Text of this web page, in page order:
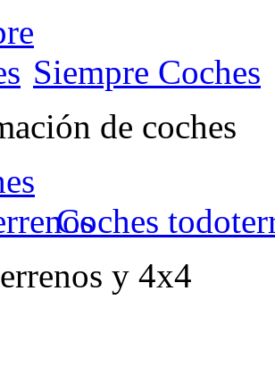
Siempre Coches
de coches
Coches
y 4x4